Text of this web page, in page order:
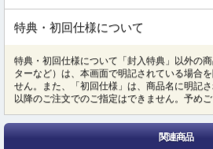
特典・初回仕様について
特典・初回仕様について「封入特典」以外の
ターなど）は、本画面で明記されている場合
せん。また、「初回仕様」は、商品名に明記
以降のご注文でのご指定はできません。予めご
関連商品